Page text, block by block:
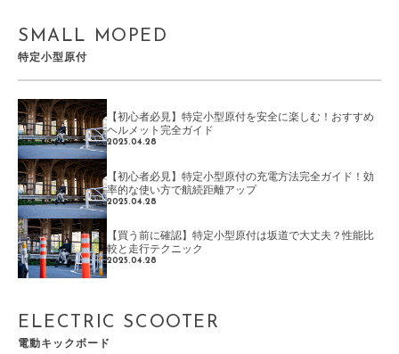
SMALL MOPED
特定小型原付
【初心者必見】特定小型原付を安全に楽しむ！おすすめ
ヘルメット完全ガイド
2025.04.28
【初心者必見】特定小型原付の充電方法完全ガイド！効
率的な使い方で航続距離アップ
2025.04.28
【買う前に確認】特定小型原付は坂道で大丈夫？性能比
較と走行テクニック
2025.04.28
ELECTRIC SCOOTER
電動キックボード